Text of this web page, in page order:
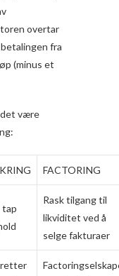
overtar
fra
(minus et
det være
FACTORING
Rask tilgang til
likviditet ved å
selge fakturaer